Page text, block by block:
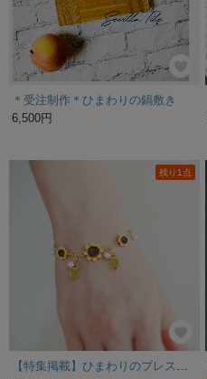
＊受注制作＊ひまわりの鍋敷き
6,500円
残り1点